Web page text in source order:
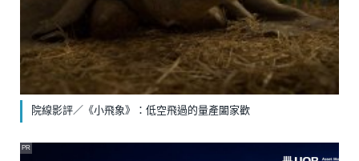
院線影評／《小飛象》：低空飛過的量產闔家歡
PR